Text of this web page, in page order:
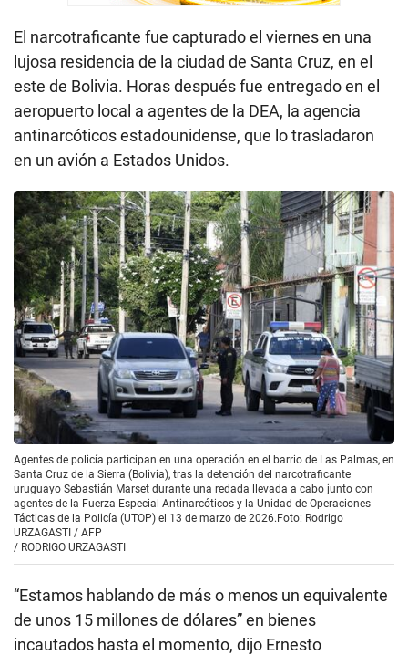
El narcotraficante fue capturado el viernes en una
lujosa residencia de la ciudad de Santa Cruz, en el
este de Bolivia. Horas después fue entregado en el
aeropuerto local a agentes de la DEA, la agencia
antinarcóticos estadounidense, que lo trasladaron
en un avión a Estados Unidos.
Agentes de policía participan en una operación en el barrio de Las Palmas, en
Santa Cruz de la Sierra (Bolivia), tras la detención del narcotraficante
uruguayo Sebastián Marset durante una redada llevada a cabo junto con
agentes de la Fuerza Especial Antinarcóticos y la Unidad de Operaciones
Tácticas de la Policía (UTOP) el 13 de marzo de 2026.Foto: Rodrigo
URZAGASTI / AFP
/ RODRIGO URZAGASTI
“Estamos hablando de más o menos un equivalente
de unos 15 millones de dólares” en bienes
incautados hasta el momento, dijo Ernesto